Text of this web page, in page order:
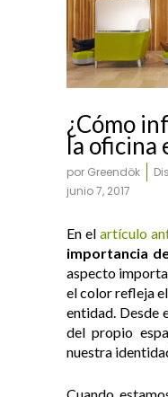
¿Cómo
la oficina
por Greendök
junio 7, 2017
En el artículo
importancia
aspecto
el color refleja
entidad. Desde
del propio
nuestra
Cuando